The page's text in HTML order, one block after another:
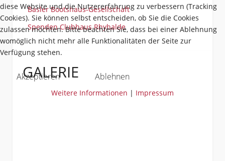
Basler Bootshaus-Gesellschaft
Spenden Clubhaus Rhyhalde
GALERIE
diese Website und die Nutzererfahrung zu verbessern (Tracking
Cookies). Sie können selbst entscheiden, ob Sie die Cookies
zulassen möchten. Bitte beachten Sie, dass bei einer Ablehnung
womöglich nicht mehr alle Funktionalitäten der Seite zur
Verfügung stehen.
Akzeptieren Ablehnen
Weitere Informationen | Impressum